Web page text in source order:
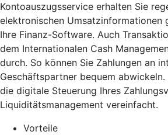
Kontoauszugsservice erhalten Sie
elektronischen Umsatzinformationen
Ihre Finanz-Software. Auch
dem Internationalen Cash
durch. So können Sie Zahlungen an
Geschäftspartner bequem
die digitale Steuerung Ihres
Liquiditätsmanagement vereinfacht.
Vorteile